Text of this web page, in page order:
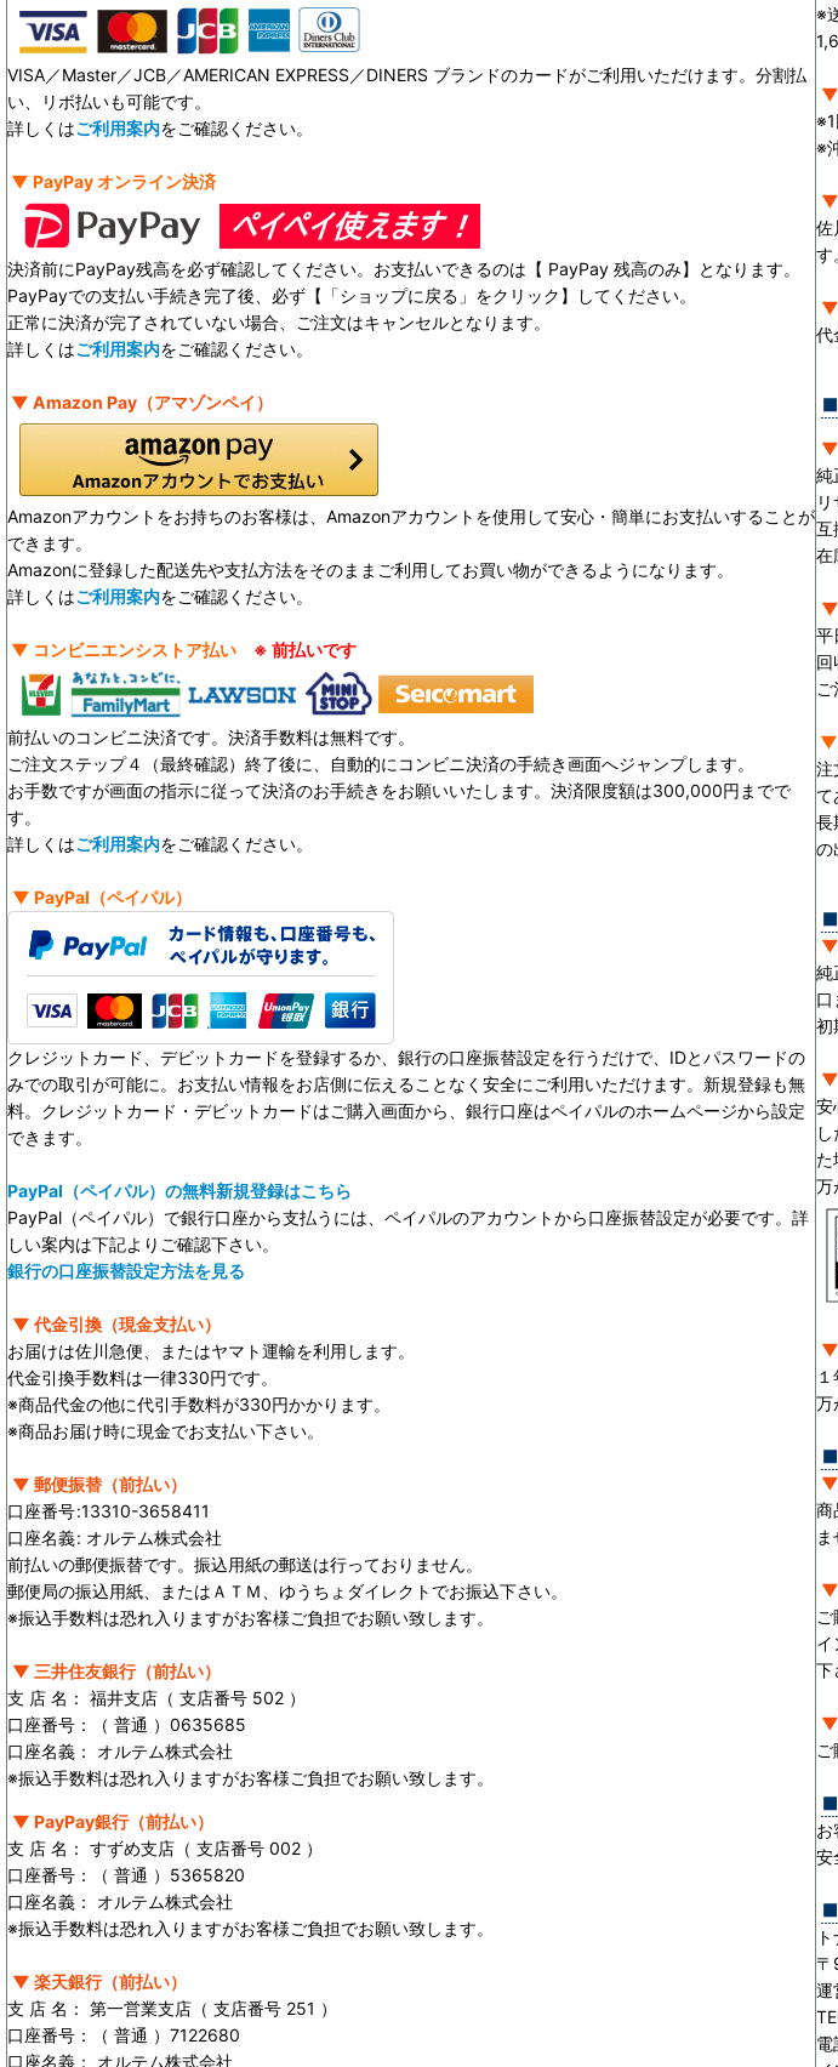
VISA／Master／JCB／AMERICAN EXPRESS／DINERS ブランドのカードがご利用いただけます。分割払
い、リボ払いも可能です。
詳しくはご利用案内をご確認ください。
▼ PayPay オンライン決済
決済前にPayPay残高を必ず確認してください。お支払いできるのは【 PayPay 残高のみ】となります。
PayPayでの支払い手続き完了後、必ず【「ショップに戻る」をクリック】してください。
正常に決済が完了されていない場合、ご注文はキャンセルとなります。
詳しくはご利用案内をご確認ください。
▼ Amazon Pay（アマゾンペイ）
Amazonアカウントをお持ちのお客様は、Amazonアカウントを使用して安心・簡単にお支払いすることが
できます。
Amazonに登録した配送先や支払方法をそのままご利用してお買い物ができるようになります。
詳しくはご利用案内をご確認ください。
▼ コンビニエンシストア払い ※ 前払いです
前払いのコンビニ決済です。決済手数料は無料です。
ご注文ステップ４（最終確認）終了後に、自動的にコンビニ決済の手続き画面へジャンプします。
お手数ですが画面の指示に従って決済のお手続きをお願いいたします。決済限度額は300,000円までで
す。
詳しくはご利用案内をご確認ください。
▼ PayPal （ペイパル）
クレジットカード、デビットカードを登録するか、銀行の口座振替設定を行うだけで、IDとパスワードの
みでの取引が可能に。お支払い情報をお店側に伝えることなく安全にご利用いただけます。新規登録も無
料。クレジットカード・デビットカードはご購入画面から、銀行口座はペイパルのホームページから設定
できます。
PayPal（ペイパル）の無料新規登録はこちら
PayPal（ペイパル）で銀行口座から支払うには、ペイパルのアカウントから口座振替設定が必要です。詳
しい案内は下記よりご確認下さい。
銀行の口座振替設定方法を見る
▼ 代金引換（現金支払い）
お届けは佐川急便、またはヤマト運輸を利用します。
代金引換手数料は一律330円です。
※商品代金の他に代引手数料が330円かかります。
※商品お届け時に現金でお支払い下さい。
▼ 郵便振替（前払い）
口座番号:13310-3658411
口座名義: オルテム株式会社
前払いの郵便振替です。振込用紙の郵送は行っておりません。
郵便局の振込用紙、またはＡＴＭ、ゆうちょダイレクトでお振込下さい。
※振込手数料は恐れ入りますがお客様ご負担でお願い致します。
▼ 三井住友銀行（前払い）
支 店 名： 福井支店（ 支店番号 502 ）
口座番号：（ 普通 ）0635685
口座名義： オルテム株式会社
※振込手数料は恐れ入りますがお客様ご負担でお願い致します。
▼ PayPay銀行（前払い）
支 店 名： すずめ支店（ 支店番号 002 ）
口座番号：（ 普通 ）5365820
口座名義： オルテム株式会社
※振込手数料は恐れ入りますがお客様ご負担でお願い致します。
▼ 楽天銀行（前払い）
支 店 名： 第一営業支店（ 支店番号 251 ）
口座番号：（ 普通 ）7122680
口座名義： オルテム株式会社
※
▼
※
▼
佐
す
▼
代
▼
純
互
在
▼
平
回
▼
注
て
長
の
▼
純
口
初
▼
安
た
万
▼
万
▼
商
ま
▼
イ
下
▼
お
安
運
電